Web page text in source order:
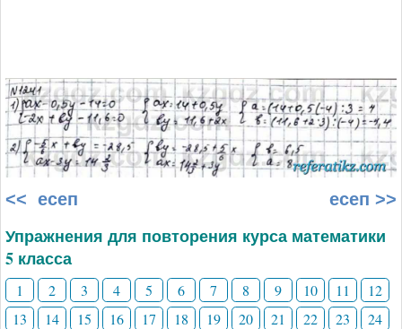
<< есеп есеп >>
Упражнения для повторения курса математики
5 класса
1 2 3 4 5 6 7 8 9 10 11
12
13
14 15 16 17 18 19 20 21 22 23
24